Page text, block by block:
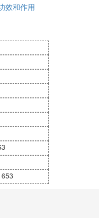
效和作用